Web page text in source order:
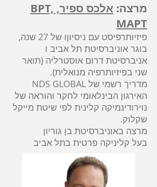
מרצה:
אלכס ספיר, BPT,
MAPT
פיזיותרפיסט עם ניסיוןו של 27 שנה,
בוגר אוניברסיטת תל אביב ו
אניברסיטת דרום אוסטרליה (תואר
שני בפיזיותרפיה מנואלית).
מדריך רשמי של NDS GLOBAL
האירגון הבינלאומי לחקר והוראה של
נוירודינמיקה קלינית לפי שיטת מייקל
שקלוק.
מרצה באוניברסיטת בן גוריון
בעל קליניקה פרטית בתל אביב